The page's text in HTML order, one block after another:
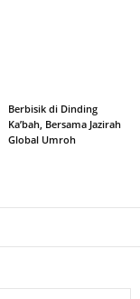
Berbisik di Dinding
Ka’bah, Bersama Jazirah
Global Umroh